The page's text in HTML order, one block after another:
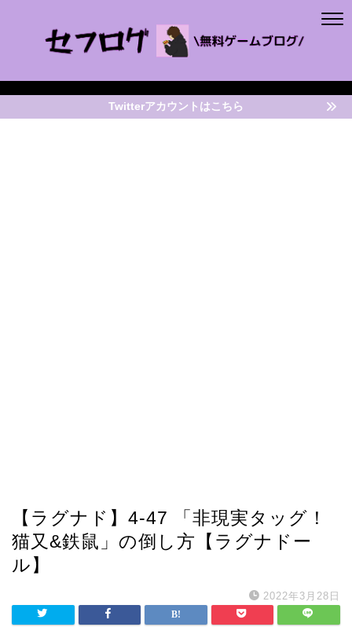
Twitterアカウントはこちら
【ラグナド】4-47 「非現実タッグ！
猫又&鉄鼠」の倒し方【ラグナドー
ル】
2022年3月28日